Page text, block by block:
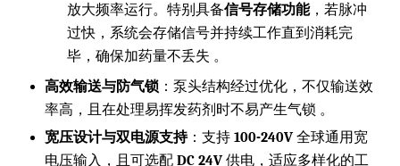
放大频率运行。特别具备信号存储功能，若脉冲
过快，系统会存储信号并持续工作直到消耗完
毕，确保加药量不丢失 。
高效输送与防气锁 ：泵头结构经过优化，不仅输送效
率高，且在处理易挥发药剂时不易产生气锁 。
宽压设计与双电源支持：支持 100-240V 全球通用宽
电压输入，且可选配 DC 24V 供电，适应多样化的工